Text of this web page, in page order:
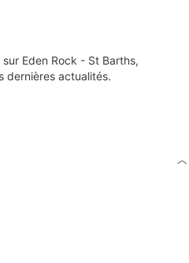
Eden Rock - St Barths,
dernières actualités.